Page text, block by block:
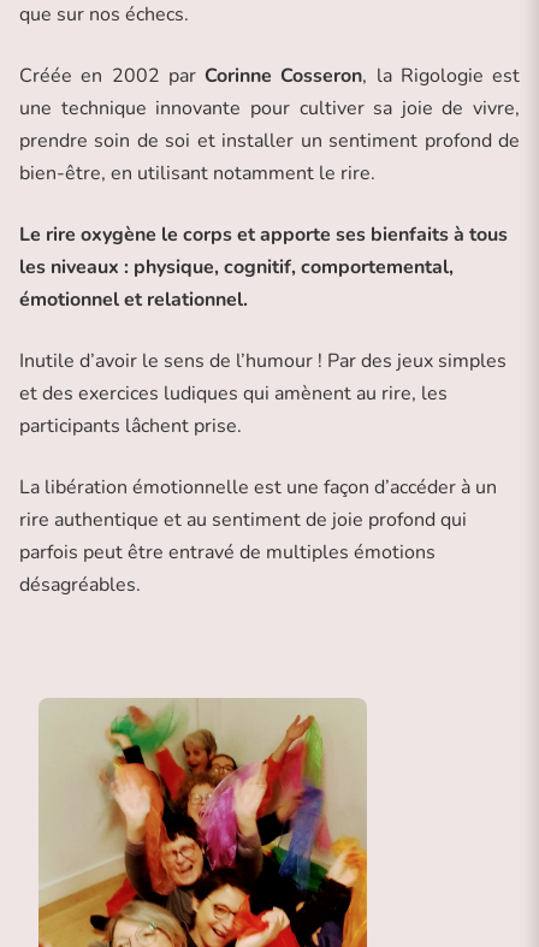
que sur nos échecs.
Créée en 2002 par Corinne Cosseron, la Rigologie est
une technique innovante pour cultiver sa joie de vivre,
prendre soin de soi et installer un sentiment profond de
bien-être, en utilisant notamment le rire.
Le rire oxygène le corps et apporte ses bienfaits à tous
les niveaux : physique, cognitif, comportemental,
émotionnel et relationnel.
Inutile d’avoir le sens de l’humour ! Par des jeux simples
et des exercices ludiques qui amènent au rire, les
participants lâchent prise.
La libération émotionnelle est une façon d’accéder à un
rire authentique et au sentiment de joie profond qui
parfois peut être entravé de multiples émotions
désagréables.